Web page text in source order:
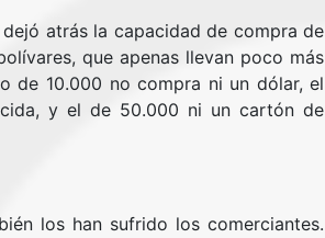
atrás la capacidad de compra de
que apenas llevan poco más
de 10.000 no compra ni un dólar, el
y el de 50.000 ni un cartón de
los han sufrido los comerciantes.